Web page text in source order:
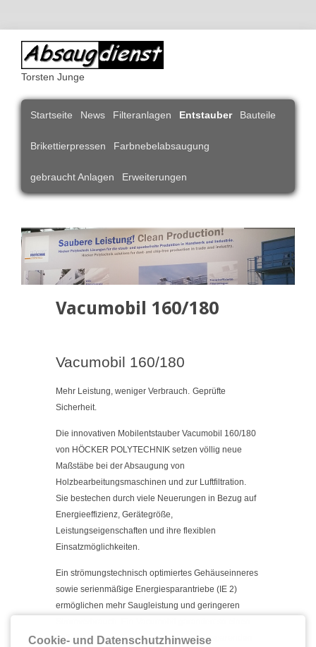
Torsten Junge
Navigation
überspringen
Startseite News Filteranlagen Entstauber Bauteile
Brikettierpressen Farbnebelabsaugung
gebraucht Anlagen Erweiterungen
Vacumobil 160/180
Vacumobil 160/180
Mehr Leistung, weniger Verbrauch. Geprüfte
Sicherheit.
Die innovativen Mobilentstauber Vacumobil 160/180
von HÖCKER POLYTECHNIK setzen völlig neue
Maßstäbe bei der Absaugung von
Holzbearbeitungsmaschinen und zur Luftfiltration.
Sie bestechen durch viele Neuerungen in Bezug auf
Energieeffizienz, Gerätegröße,
Leistungseigenschaften und ihre flexiblen
Einsatzmöglichkeiten.
Ein strömungstechnisch optimiertes Gehäuseinneres
sowie serienmäßige Energiesparantriebe (IE 2)
ermöglichen mehr Saugleistung und geringeren
äußerst umweltschonenden und energiesparenden
Cookie- und Datenschutzhinweise